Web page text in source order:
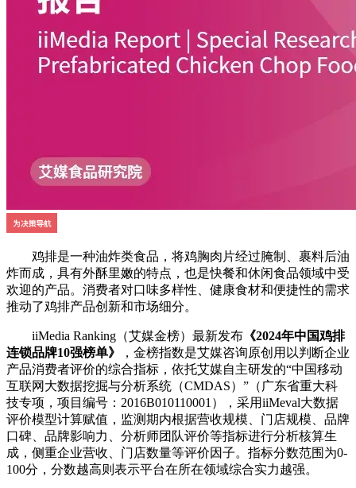
鸡排是一种油炸类食品，将鸡胸肉片经过腌制、裹料后油
炸而成，具有外酥里嫩的特点，也是快餐和休闲食品领域中受
欢迎的产品。消费者对口味多样性、健康食材和便捷性的需求
推动了鸡排产品创新和市场细分。
iiMedia Ranking（艾媒金榜）最新发布 《2024年中国鸡排
连锁品牌10强榜单》
，金榜指数是艾媒咨询原创用以判断企业
产品消费者评价的综合指标，依托艾媒自主研发的“中国移动
互联网大数据挖掘与分析系统（CMDAS）”（广东省重大科
技专项，项目编号：2016B010110001），采用iiMeval大数据
评价模型计算赋值，监测期内根据营收规模、门店规模、品牌
口碑、品牌影响力、分析师团队评价等指标进行分析核算生
成，侧重企业营收、门店数量等评价因子。指标分数范围为0-
100分，分数越高则表示平台在所在领域综合实力越强。